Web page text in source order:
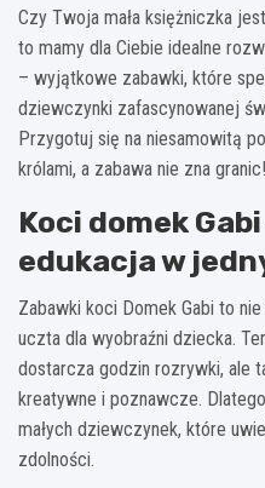
Czy Twoja mała księżniczka
to mamy dla Ciebie idealne
– wyjątkowe zabawki, które
dziewczynki zafascynowanej
Przygotuj się na niesamowitą
królami, a zabawa nie zna granic!
Koci domek
edukacja w
Zabawki koci Domek Gabi to
uczta dla wyobraźni dziecka.
dostarcza godzin rozrywki, ale
kreatywne i poznawcze.
małych dziewczynek, które
zdolności.